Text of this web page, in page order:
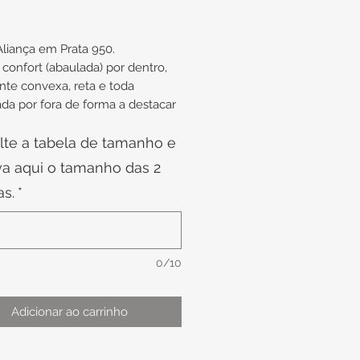
em Prata 950.
(abaulada) por dentro,
convexa, reta e toda
por fora de forma a destacar
aproximadas:
6,9mm de Largura x
Altura
de finalizar a compra, confira
da numeração.
o prazo para confecção é de
+ o prazo para entrega.
a tabela de tamanho e
aqui o tamanho das 2
*
0/10
Adicionar ao carrinho